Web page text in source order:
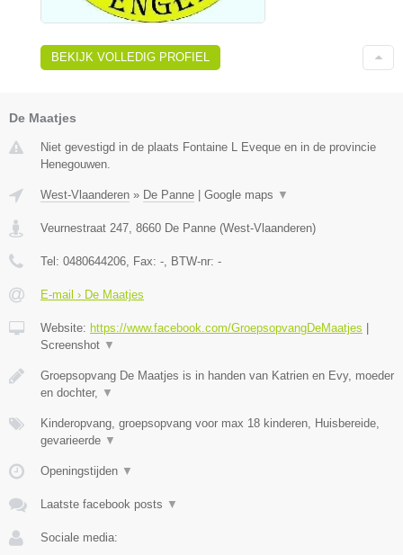
BEKIJK VOLLEDIG PROFIEL
De Maatjes
Niet gevestigd in de plaats Fontaine L Eveque en in de provincie
Henegouwen.
West-Vlaanderen » De Panne Google maps ▼
Veurnestraat 247 8660 De Panne (West-Vlaanderen)
Tel: 0480644206 , Fax: - , BTW-nr: -
E-mail › De Maatjes
Website: https://www.facebook.com/GroepsopvangDeMaatjes
Screenshot ▼
Groepsopvang De Maatjes is in handen van Katrien en Evy, moeder
en dochter,
▼
Kinderopvang, groepsopvang voor max 18 kinderen, Huisbereide,
gevarieerde ▼
Openingstijden ▼
Laatste facebook posts ▼
Sociale media: